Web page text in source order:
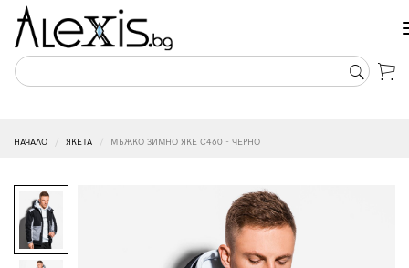
НАЧАЛО ЯКЕТА МЪЖКО ЗИМНО ЯКЕ C460 - ЧЕРНО